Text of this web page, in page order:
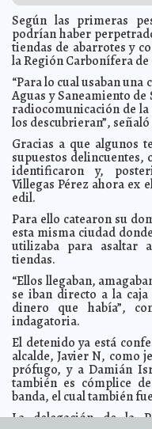
2014-10-20 22:05:05 Yucatán,
contra el cáncer de mama
2014-10-20 21:58:57 Inaugura
para Gente Grande Elena Martin
2014-10-20 21:52:24 Escena
Martín
2014-10-20 06:10:21 El Vaticano no
Armando León Borges
¿Qué comer
Ramos Pérez
2014-10-20 06:06:20 Bono revela
Ramos Pérez
2014-10-20 06:03:28
2014-10-20 06:01:09 Murray gana
2014-10-20 05:59:46 Mozilla te
Carmen Alicia Briceño Sánchez
2014-10-20 05:57:05 La próxima
mínimo Claudia Sofía Gómez Infante
2014-10-20 05:54:29 Nigeria es
Pérez
2014-10-20 05:53:08 Seguirán las
2014-10-20 05:51:23 Juliette
de Morelia Eduardo Ignacio Ramos
2014-10-20 05:49:07 Banderas
Según las primeras
podrían haber
tiendas de abarrotes y
la Región Carbonífera de
“Para lo cual usaban
Aguas y Saneamiento
radiocomunicación de
los descubrieran”, señaló
Gracias a que algunos
supuestos
identificaron y,
Villegas Pérez ahora ex
edil.
Para ello catearon su
esta misma ciudad
utilizaba para asaltar
tiendas.
“Ellos llegaban,
se iban directo a la
dinero que había”,
indagatoria.
El detenido ya está
alcalde, Javier N, como
prófugo, y a Damián
también es cómplice
banda, el cual también
La delegación de la